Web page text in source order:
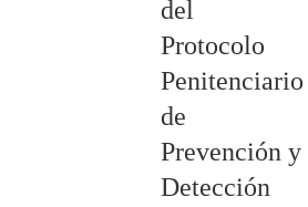
del
Protocolo
Penitenciario
de
Prevención y
Detección